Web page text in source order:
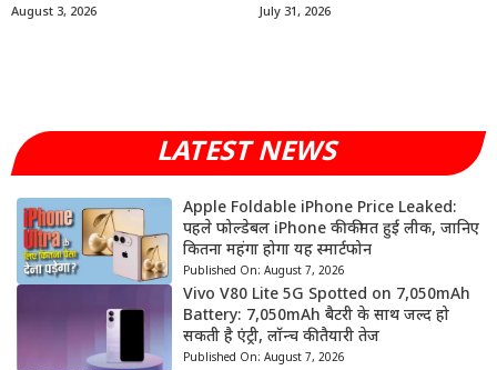
August 3, 2026 July 31, 2026
LATEST NEWS
Apple Foldable iPhone Price Leaked:
पहले फोल्डेबल iPhone की कीमत हुई लीक, जानिए
कितना महंगा होगा यह स्मार्टफोन
Published On: August 7, 2026
Vivo V80 Lite 5G Spotted on 7,050mAh
Battery: 7,050mAh बैटरी के साथ जल्द हो
सकती है एंट्री, लॉन्च की तैयारी तेज
Published On: August 7, 2026